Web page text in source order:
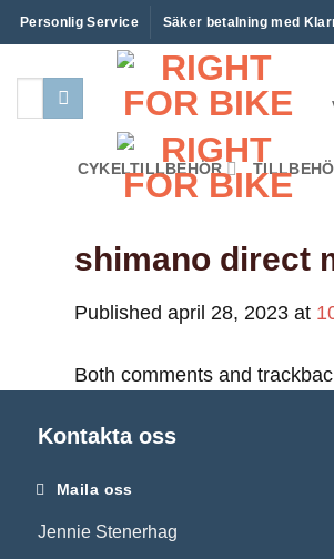
Skip
to
content
Personlig Service Säker betalning med
CYKELTILLBEHÖR
shimano direct
Publishedapril 28, 2023 at
Both comments and
Kontakta oss
Maila oss
Jennie Stenerhag